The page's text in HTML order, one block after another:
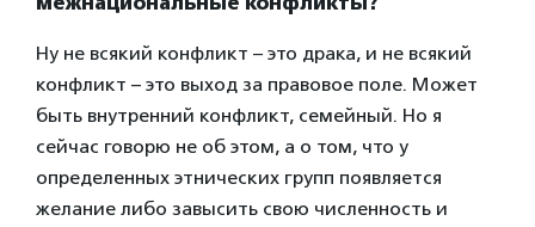
Ну не всякий конфликт – это драка, и не всякий
конфликт – это выход за правовое поле. Может
быть внутренний конфликт, семейный. Но я
сейчас говорю не об этом, а о том, что у
определенных этнических групп появляется
желание либо завысить свою численность и